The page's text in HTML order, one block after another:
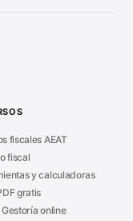
fiscales AEAT
fiscal
y calculadoras
gratis
online